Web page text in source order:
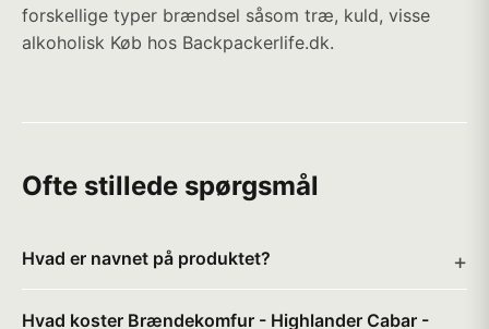
forskellige typer brændsel såsom træ, kuld, visse
alkoholisk Køb hos Backpackerlife.dk.
Ofte stillede spørgsmål
Hvad er navnet på produktet?
Hvad koster Brændekomfur - Highlander Cabar -